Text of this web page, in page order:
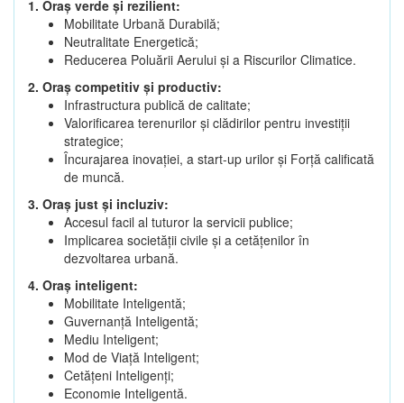
1. Oraș verde și rezilient:
Mobilitate Urbană Durabilă;
Neutralitate Energetică;
Reducerea Poluării Aerului și a Riscurilor Climatice.
2. Oraș competitiv și productiv:
Infrastructura publică de calitate;
Valorificarea terenurilor și clădirilor pentru investiții
strategice;
Încurajarea inovației, a start-up urilor și Forță calificată
de muncă.
3. Oraș just și incluziv:
Accesul facil al tuturor la servicii publice;
Implicarea societății civile și a cetățenilor în
dezvoltarea urbană.
4. Oraș inteligent:
Mobilitate Inteligentă;
Guvernanță Inteligentă;
Mediu Inteligent;
Mod de Viață Inteligent;
Cetățeni Inteligenți;
Economie Inteligentă.